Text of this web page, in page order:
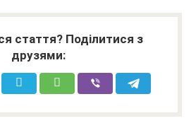
стаття? Поділитися з
друзями: